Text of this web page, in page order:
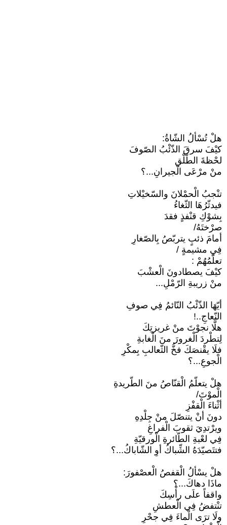
هلْ تُسْألُ الشّاةُ:
كيْفَ سرقَ الذّئْبُ الصّوفَ
لحْظةَ الطّلْقِ
منْ مرْعَى الْجيرانِ...؟
تنْجبُ الْحمْلانَ والسّخيْلاتِ
فيدثّرُهَا الثّغاءُ
بِشوْكِ قنْفذٍ فقدَ
صرْختَهُ/
أمامَ ذئبٍ يتربّصُ بِالصّغارِ
فِي مشيمةٍ /
تعلّمُهُمْ :
كيْفَ يصطادونَ الْعشْبَ
منْ زريبةِ الرّمْلِ...
أيّهَا الذّئْبُ النّائمُ فِي صوفِ
النّعاجِ..!
هلَّا نجوْتَ منْ غريزتِكَ
لِتطْردَ الْغرورَ منَ الْغابةِ
فلَا يقْنصَكَ فخُّ الثّعالبِ بِمكْرِ
الْجوعِ...؟
هلْ يتعلّمُ الْقنّاصُ منَ الطّريدةِ
الْموْتَ/
أثْناءَ الْقفْزِ
دونَ أنْ يتنصّلَ منْ جِلْدِهِ
ويرْتدِيَ ثقوبَ الْفراغِ
فِي لعْبةِ الطّائرةِ الْورقيّةِ
فتتَصيّدَهُ الشِّباكُ أوِ الشّاباكُ...؟
هلْ يسْألُ الْقفصُ الْعصْفورَ:
ماذَا دهاكَ...؟
واقفاً علَى رأْسِكَ
تنْتفضُ فِي الْعطشِ
ولَا ترَى الْماءَ فِي جحْرِ